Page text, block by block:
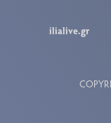
ilialive.gr